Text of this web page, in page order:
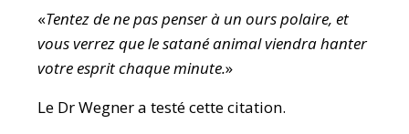
«Tentez de ne pas penser à un ours polaire, et
vous verrez que le satané animal viendra hanter
votre esprit chaque minute.»
Le Dr Wegner a testé cette citation.